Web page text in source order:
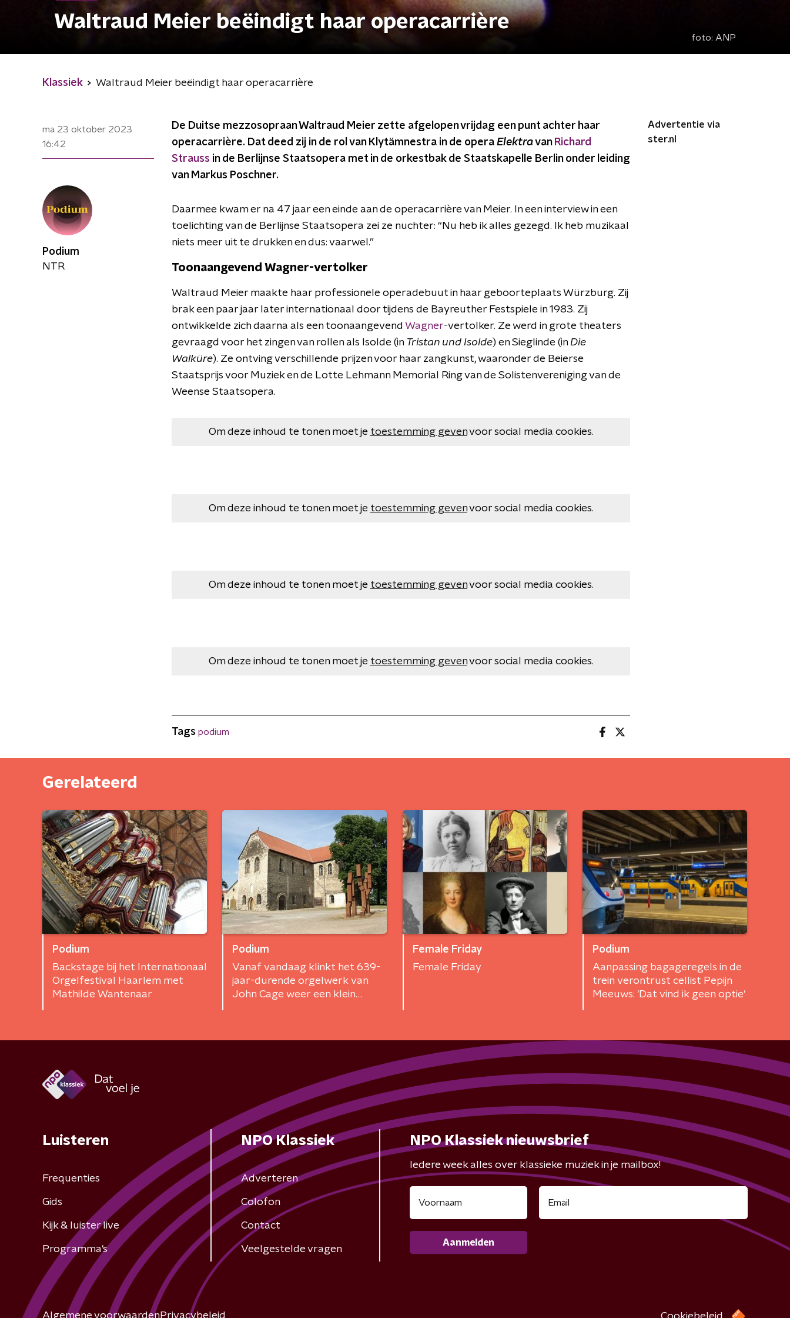
Waltraud Meier beëindigt haar operacarrière
foto: ANP
Klassiek Waltraud Meier beëindigt haar operacarrière
ma 23 oktober 2023
16:42
De Duitse mezzosopraan Waltraud Meier zette afgelopen vrijdag een punt achter haar
operacarrière. Dat deed zij in de rol van Klytämnestra in de opera Elektravan Richard
Strauss in de Berlijnse Staatsopera met in de orkestbak de Staatskapelle Berlin onder leiding
van Markus Poschner.
Daarmee kwam er na 47 jaar een einde aan de operacarrière van Meier. In een interview in een
toelichting van de Berlijnse Staatsopera zei ze nuchter: “Nu heb ik alles gezegd. Ik heb muzikaal
niets meer uit te drukken en dus: vaarwel.”
Toonaangevend Wagner-vertolker
Waltraud Meier maakte haar professionele operadebuut in haar geboorteplaats Würzburg. Zij
brak een paar jaar later internationaal door tijdens de Bayreuther Festspiele in 1983. Zij
ontwikkelde zich daarna als een toonaangevend Wagner-vertolker. Ze werd in grote theaters
gevraagd voor het zingen van rollen als Isolde (in Tristan und Isolde) en Sieglinde (inDie
Walküre). Ze ontving verschillende prijzen voor haar zangkunst, waaronder de Beierse
Staatsprijs voor Muziek en de Lotte Lehmann Memorial Ring van de Solistenvereniging van de
Weense Staatsopera.
Om deze inhoud te tonen moet je toestemming gevenvoor social media cookies.
Om deze inhoud te tonen moet je toestemming gevenvoor social media cookies.
Om deze inhoud te tonen moet je toestemming gevenvoor social media cookies.
Om deze inhoud te tonen moet je toestemming gevenvoor social media cookies.
Advertentie via
ster.nl
Podium
NTR
Tags podium
Gerelateerd
Podium
Backstage bij het Internationaal
Orgelfestival Haarlem met
Mathilde Wantenaar
Podium
Vanaf vandaag klinkt het 639-
jaar-durende orgelwerk van
John Cage weer een klein
Female Friday
Female Friday
Podium
Aanpassing bagageregels in de
trein verontrust cellist Pepijn
Meeuws: 'Dat vind ik geen optie'
Luisteren
Frequenties
Gids
Kijk & luister live
Programma's
NPO Klassiek
Adverteren
Colofon
Contact
Veelgestelde vragen
NPO Klassiek nieuwsbrief
Iedere week alles over klassieke muziek in je mailbox!
Aanmelden
Algemene voorwaardenPrivacybeleid